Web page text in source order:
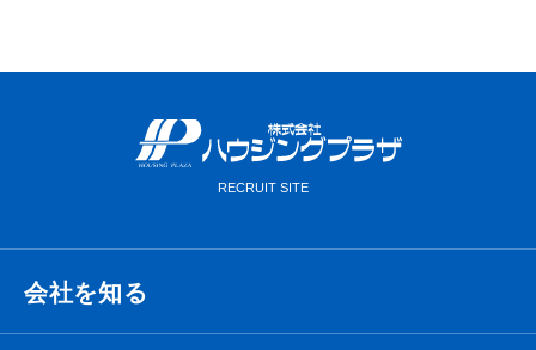
会社を知る